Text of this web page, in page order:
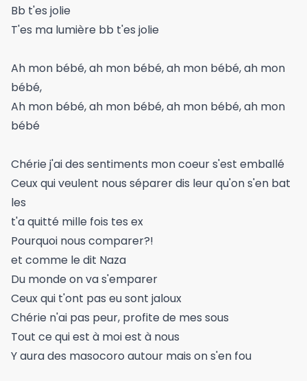
Bb t'es jolie
T'es ma lumière bb t'es jolie
Ah mon bébé, ah mon bébé, ah mon bébé, ah mon
bébé,
Ah mon bébé, ah mon bébé, ah mon bébé, ah mon
bébé
Chérie j'ai des sentiments mon coeur s'est emballé
Ceux qui veulent nous séparer dis leur qu'on s'en bat
les
t'a quitté mille fois tes ex
Pourquoi nous comparer?!
et comme le dit Naza
Du monde on va s'emparer
Ceux qui t'ont pas eu sont jaloux
Chérie n'ai pas peur, profite de mes sous
Tout ce qui est à moi est à nous
Y aura des masocoro autour mais on s'en fou